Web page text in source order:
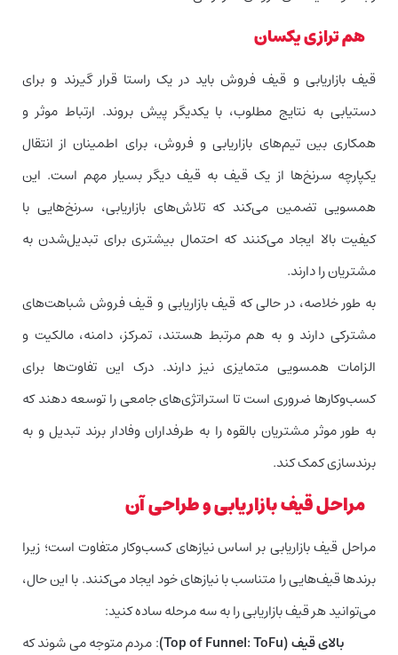
هم ترازی یکسان
قیف بازاریابی و قیف فروش باید در یک راستا قرار گیرند و برای
دستیابی به نتایج مطلوب، با یکدیگر پیش بروند. ارتباط موثر و
همکاری بین تیم‌های بازاریابی و فروش، برای اطمینان از انتقال
یکپارچه سرنخ‌ها از یک قیف به قیف دیگر بسیار مهم است. این
همسویی تضمین می‌کند که تلاش‌های بازاریابی، سرنخ‌هایی با
کیفیت بالا ایجاد می‌کنند که احتمال بیشتری برای تبدیل‌شدن به
مشتریان را دارند.
به طور خلاصه، در حالی که قیف بازاریابی و قیف فروش شباهت‌های
مشترکی دارند و به هم مرتبط هستند، تمرکز، دامنه، مالکیت و
الزامات همسویی متمایزی نیز دارند. درک این تفاوت‌ها برای
کسب‌وکارها ضروری است تا استراتژی‌های جامعی را توسعه دهند که
به طور موثر مشتریان بالقوه را به طرفداران وفادار برند تبدیل و به
برندسازی کمک کند.
مراحل قیف بازاریابی و طراحی آن
مراحل قیف بازاریابی بر اساس نیازهای کسب‌وکار متفاوت است؛ زیرا
برندها قیف‌هایی را متناسب با نیازهای خود ایجاد می‌کنند. با این حال،
می‌توانید هر قیف بازاریابی را به سه مرحله ساده کنید:
بالای قیف (Top of Funnel: ToFu)
: مردم متوجه می شوند که